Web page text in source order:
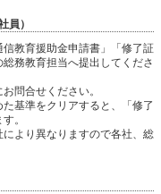
員）
教育援助金申請書」「修了証
務教育担当へ提出してくださ
問合せください。
基準をクリアすると、「修了
。
により異なりますので各社、総